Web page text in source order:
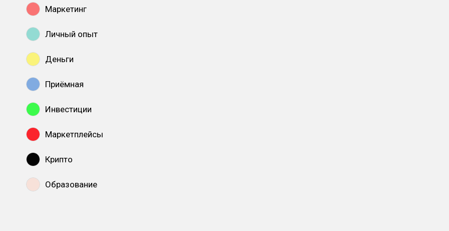
Маркетинг
Личный опыт
Деньги
Приёмная
Инвестиции
Маркетплейсы
Крипто
Образование